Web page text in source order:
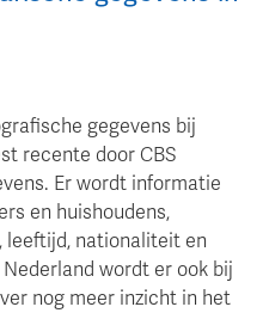
gegevens bij
recente door CBS
Er wordt informatie
en huishoudens,
leeftijd, nationaliteit en
wordt er ook bij
nog meer inzicht in het